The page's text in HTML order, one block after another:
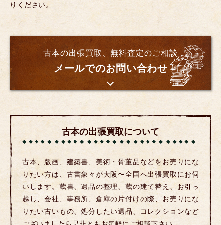
りください。
古本の出張買取、無料査定のご相談
メールでのお問い合わせ
古本の出張買取について
古本、版画、建築書、美術・骨董品などをお売りにな
りたい方は、古書象々が大阪〜全国へ出張買取にお伺
いします。蔵書、遺品の整理、蔵の建て替え、お引っ
越し、会社、事務所、倉庫の片付けの際、お売りにな
りたい古いもの、処分したい遺品、コレクションなど